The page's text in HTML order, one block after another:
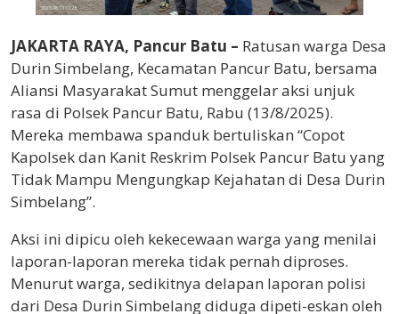
JAKARTA RAYA, Pancur Batu – Ratusan warga Desa
Durin Simbelang, Kecamatan Pancur Batu, bersama
Aliansi Masyarakat Sumut menggelar aksi unjuk
rasa di Polsek Pancur Batu, Rabu (13/8/2025).
Mereka membawa spanduk bertuliskan “Copot
Kapolsek dan Kanit Reskrim Polsek Pancur Batu yang
Tidak Mampu Mengungkap Kejahatan di Desa Durin
Simbelang”.
Aksi ini dipicu oleh kekecewaan warga yang menilai
laporan-laporan mereka tidak pernah diproses.
Menurut warga, sedikitnya delapan laporan polisi
dari Desa Durin Simbelang diduga dipeti-eskan oleh